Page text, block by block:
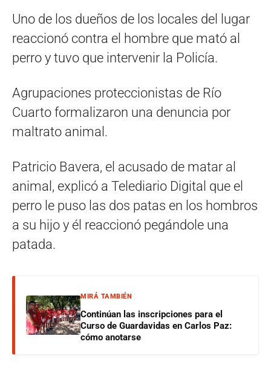
Uno de los dueños de los locales del lugar
reaccionó contra el hombre que mató al
perro y tuvo que intervenir la Policía.
Agrupaciones proteccionistas de Río
Cuarto formalizaron una denuncia por
maltrato animal.
Patricio Bavera, el acusado de matar al
animal, explicó a Telediario Digital que el
perro le puso las dos patas en los hombros
a su hijo y él reaccionó pegándole una
patada.
MIRÁ TAMBIÉN
Continúan las inscripciones para el
Curso de Guardavidas en Carlos Paz:
cómo anotarse